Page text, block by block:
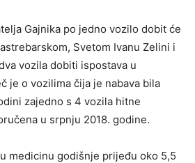
Gajnika po jedno vozilo dobit će
Svetom Ivanu Zelini i
vozila dobiti ispostava u
je o vozilima čija je nabava bila
zajedno s 4 vozila hitne
u srpnju 2018. godine.
medicinu godišnje prijeđu oko 5,5